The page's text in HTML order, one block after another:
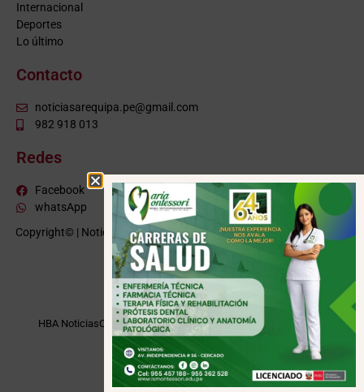
Internacional
Deportes
Lo último
Contacto
noticiasarequipa.pe@gmail.com
982 918 013
Redes
Facebook
whatsApp
Copyright© | NoticiasArequipa.pe | Grupo HBA Noticias| Todos los
derechos reservados
VISITE TAMBIÉN
HBA NoticiasCusco InformaMoquegua Noticias Tacna Noticias
Puno Noticias